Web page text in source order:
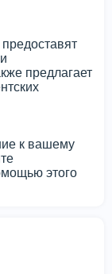
предлагает
к вашему
этого